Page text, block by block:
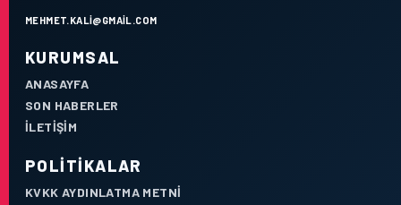
MEHMET.KALI@GMAIL.COM
KURUMSAL
ANASAYFA
SON HABERLER
İLETIŞIM
POLITIKALAR
KVKK AYDINLATMA METNI